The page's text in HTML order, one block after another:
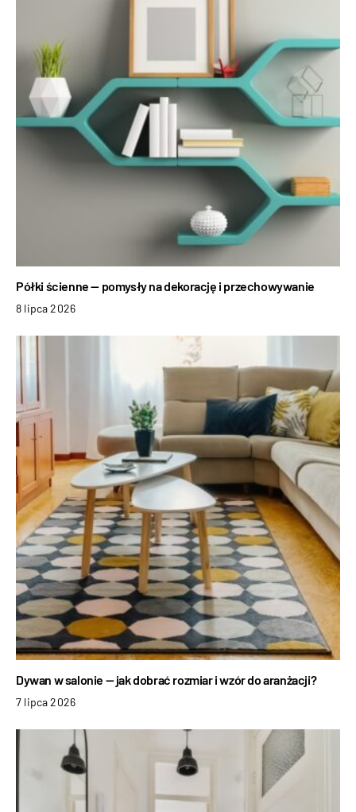
Półki ścienne — pomysły na dekorację i przechowywanie
8 lipca 2026
Dywan w salonie — jak dobrać rozmiar i wzór do aranżacji?
7 lipca 2026